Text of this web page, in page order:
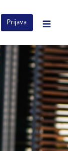
Prijava